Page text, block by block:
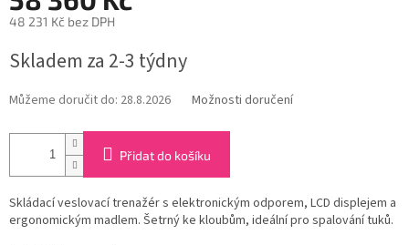
48 231 Kč bez DPH
cena:
Skladem za 2-3 týdny
Můžeme doručit do: 28.8.2026 Možnosti doručení
Přidat do košíku
Skládací veslovací trenažér s elektronickým odporem, LCD displejem a
ergonomickým madlem. Šetrný ke kloubům, ideální pro spalování tuků.